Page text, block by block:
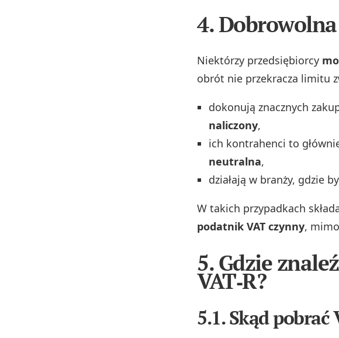
4.
Niektórzy przedsiębiorcy
obrót nie przekracza limitu
dokonują znacznych
naliczony,
ich kontrahenci to
neutralna,
działają w branży, gdzie
W takich przypadkach
podatnik VAT czynny,
5. Gdzie
VAT‑R?
5.1. Skąd pobrać